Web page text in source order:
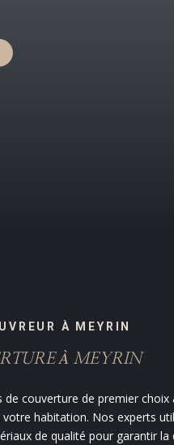
À MEYRIN
À MEYRIN
de couverture de premier choix
habitation. Nos experts
de qualité pour garantir la